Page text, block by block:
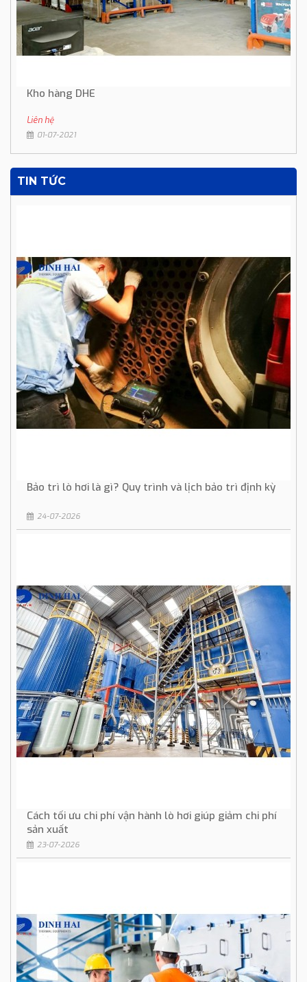
Kho hàng DHE
Liên hệ
01-07-2021
TIN TỨC
Bảo trì lò hơi là gì? Quy trình và lịch bảo trì định kỳ
24-07-2026
Cách tối ưu chi phí vận hành lò hơi giúp giảm chi phí
sản xuất
23-07-2026